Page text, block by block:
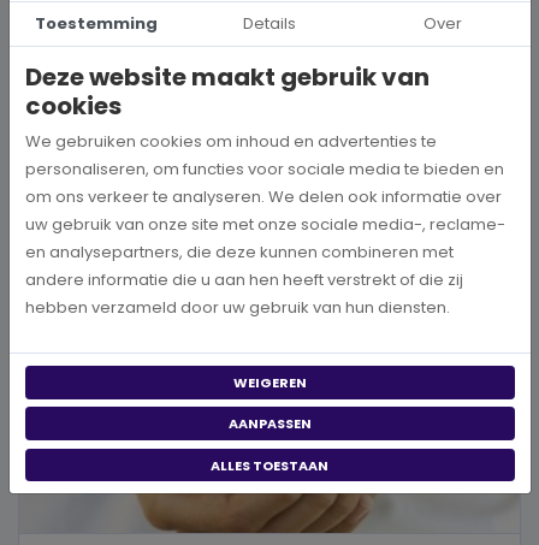
Hoe kies je een goed doel dat écht bij je past?
wereld, neem je een prachtig besluit. Jouw donatie kan het ve...
BEKIJK MEER
Toestemming Details Over
Deze website maakt gebruik van
cookies
We gebruiken cookies om inhoud en advertenties te
personaliseren, om functies voor sociale media te bieden en
om ons verkeer te analyseren. We delen ook informatie over
uw gebruik van onze site met onze sociale media-, reclame-
en analysepartners, die deze kunnen combineren met
andere informatie die u aan hen heeft verstrekt of die zij
hebben verzameld door uw gebruik van hun diensten.
WEIGEREN
AANPASSEN
ALLES TOESTAAN